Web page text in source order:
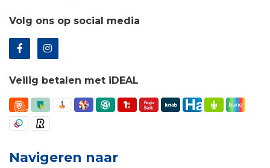
Volg ons op social media
Veilig betalen met iDEAL
Navigeren naar